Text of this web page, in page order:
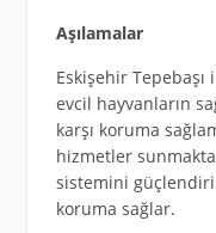
Aşılamalar
Eskişehir
evcil hayvanların
karşı koruma
hizmetler
sistemini
koruma sağlar.